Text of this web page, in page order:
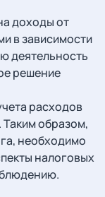
доходы от
в зависимости
деятельность
решение
расходов
образом,
необходимо
налоговых